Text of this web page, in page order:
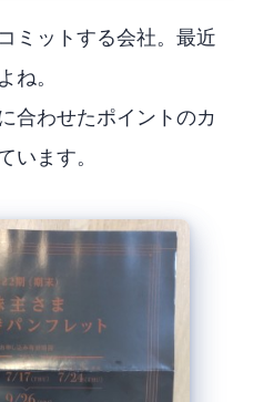
ミットする会社。最近
よね。
合わせたポイントのカ
います。